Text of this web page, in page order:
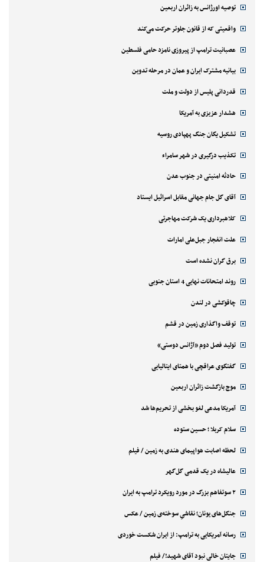
توصیه اورژانس به زائران اربعین
واقعیتی که از قانون جلوتر حرکت می‌کند
عصبانیت ترامپ از پیروزی نامزد حامی فلسطین
بیانیه مشترک ایران و عمان در مرحله تدوین
قدردانی پلیس از دولت و ملت
هشدار عزیزی به آمریکا
تشکیل یگان جنگ پهپادی روسیه
تکذیب درگیری در شهر سامراء
حادثه امنیتی در جنوب عدن
آقای گل جام جهانی مقابل اسرائیل ایستاد
کلاهبرداری یک شرکت مهاجرتی
علت انفجار جبل‌علی امارات
برق گران نشده است
روند امتحانات نهایی 4 استان جنوبی
چاقوکشی در لندن
توقف واگذاری زمین در قشم
تولید فصل دوم «آژانس دوستی»
گفتگوی عراقچی با همتای ایتالیایی
موج بازگشت زائران اربعین
آمریکا مدعی لغو بخشی از تحریم‌ها شد
سلام کربلا ؛ حسین ستوده
لحظه اصابت هواپیمای هندی به زمین / فیلم
عالیشاه در یک قدمی گل‌گهر
۲ سوتفاهم بزرگ در مورد رویکرد ترامپ به ایران
جنگل‌های یونان؛ نقاشیِ سوخته‌ی زمین / عکس
رسانه آمریکایی به ترامپ: از ایران شکست خوردی
جایتان خالی نبود آقای شهید!/ فیلم